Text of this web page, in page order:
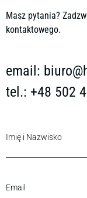
Masz pytania?
kontaktowego.
email:
tel.: +48 502